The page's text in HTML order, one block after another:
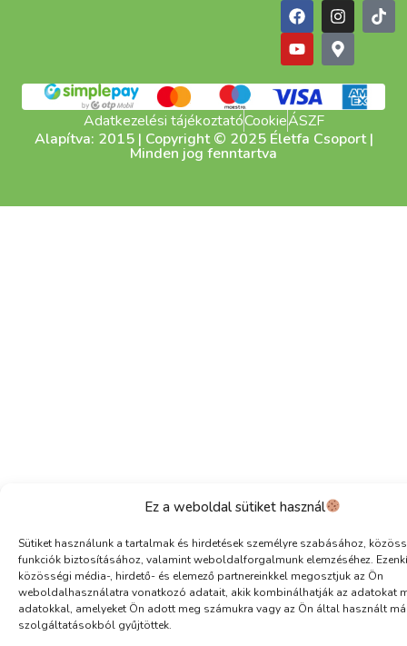
Ez a weboldal sütiket használ
Sütiket használunk a tartalmak és hirdetések személyre szabásához,
funkciók biztosításához, valamint weboldalforgalmunk elemzéséhez.
közösségi média-, hirdető- és elemező partnereinkkel megosztjuk az Ön
weboldalhasználatra vonatkozó adatait, akik kombinálhatják az adatokat
adatokkal, amelyeket Ön adott meg számukra vagy az Ön által használt
szolgáltatásokból gyűjtöttek.
Adatkezelési tájékoztatóCookieÁSZF
Alapítva: 2015 | Copyright © 2025 Életfa Csoport |
Minden jog fenntartva